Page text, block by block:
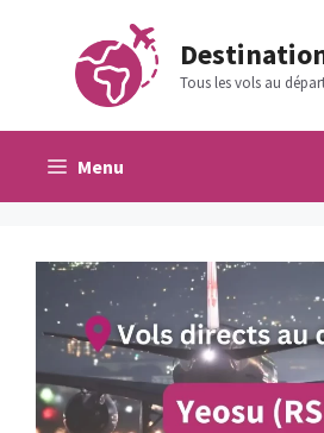
contenu
Tous les vols au
Menu